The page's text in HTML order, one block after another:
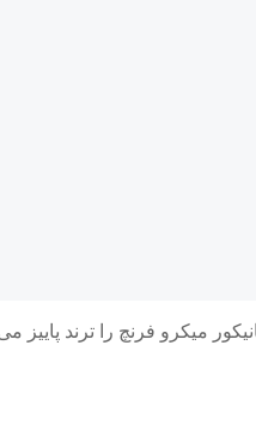
میکرو فرنچ را ترند پاییز